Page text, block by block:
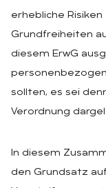
erhebliche
Grundfreiheiten
diesem ErwG
sollten, es sei
Verordnung
In diesem
den Grundsatz